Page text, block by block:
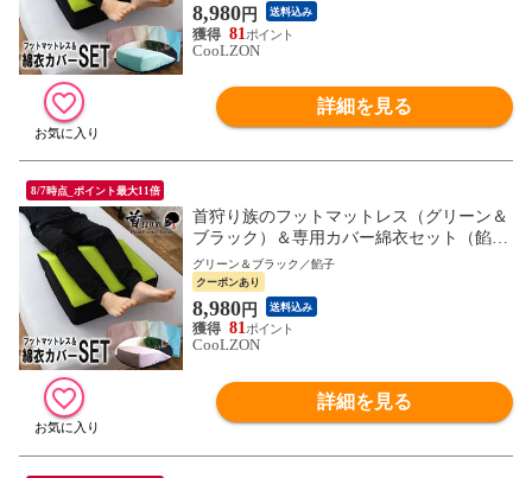
8,980円 送料込み
81
CooLZON
詳細を見る
8/7時点_ポイント最大11倍
首狩り族のフットマットレス（グリーン＆
ブラック）＆専用カバー綿衣セット（餡
子） 足枕 カバー 母の日 父の日 ギフト MG
新生活
グリーン＆ブラック／餡子
クーポンあり
8,980円 送料込み
81
CooLZON
詳細を見る